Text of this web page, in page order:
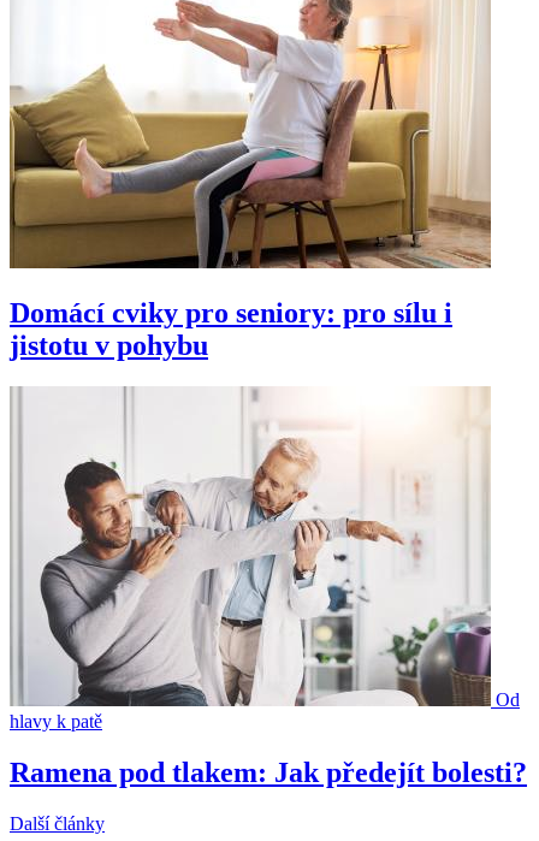
Domácí cviky pro seniory: pro sílu i
jistotu v pohybu
Od
hlavy k patě
Ramena pod tlakem: Jak předejít bolesti?
Další články